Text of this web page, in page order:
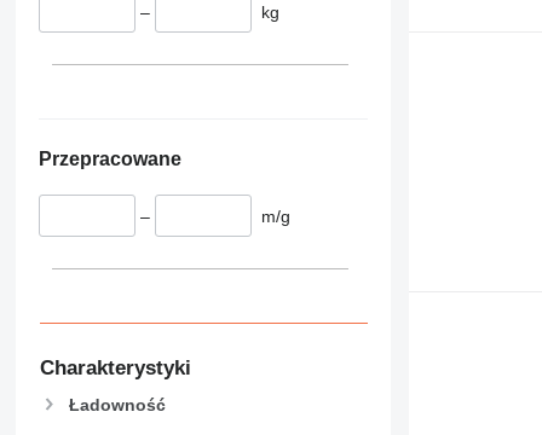
– kg
Przepracowane
– m/g
Charakterystyki
Ładowność